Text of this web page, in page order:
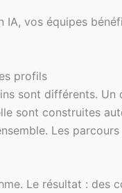
IA, vos équipes
profils
sont différents.
sont construites
Les
Le résultat :